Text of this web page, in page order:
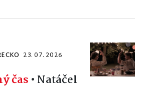
23. 07. 2026
čas • Natáčel